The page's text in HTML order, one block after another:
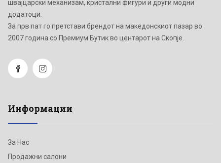
швајцарски механизам, кристални фигури и други модни
додатоци.
Зa прв пат го претстави брендот на македонскиот пазар во
2007 година со Премиум Бутик во центарот на Скопје.
Информации
За Нас
Продажни салони